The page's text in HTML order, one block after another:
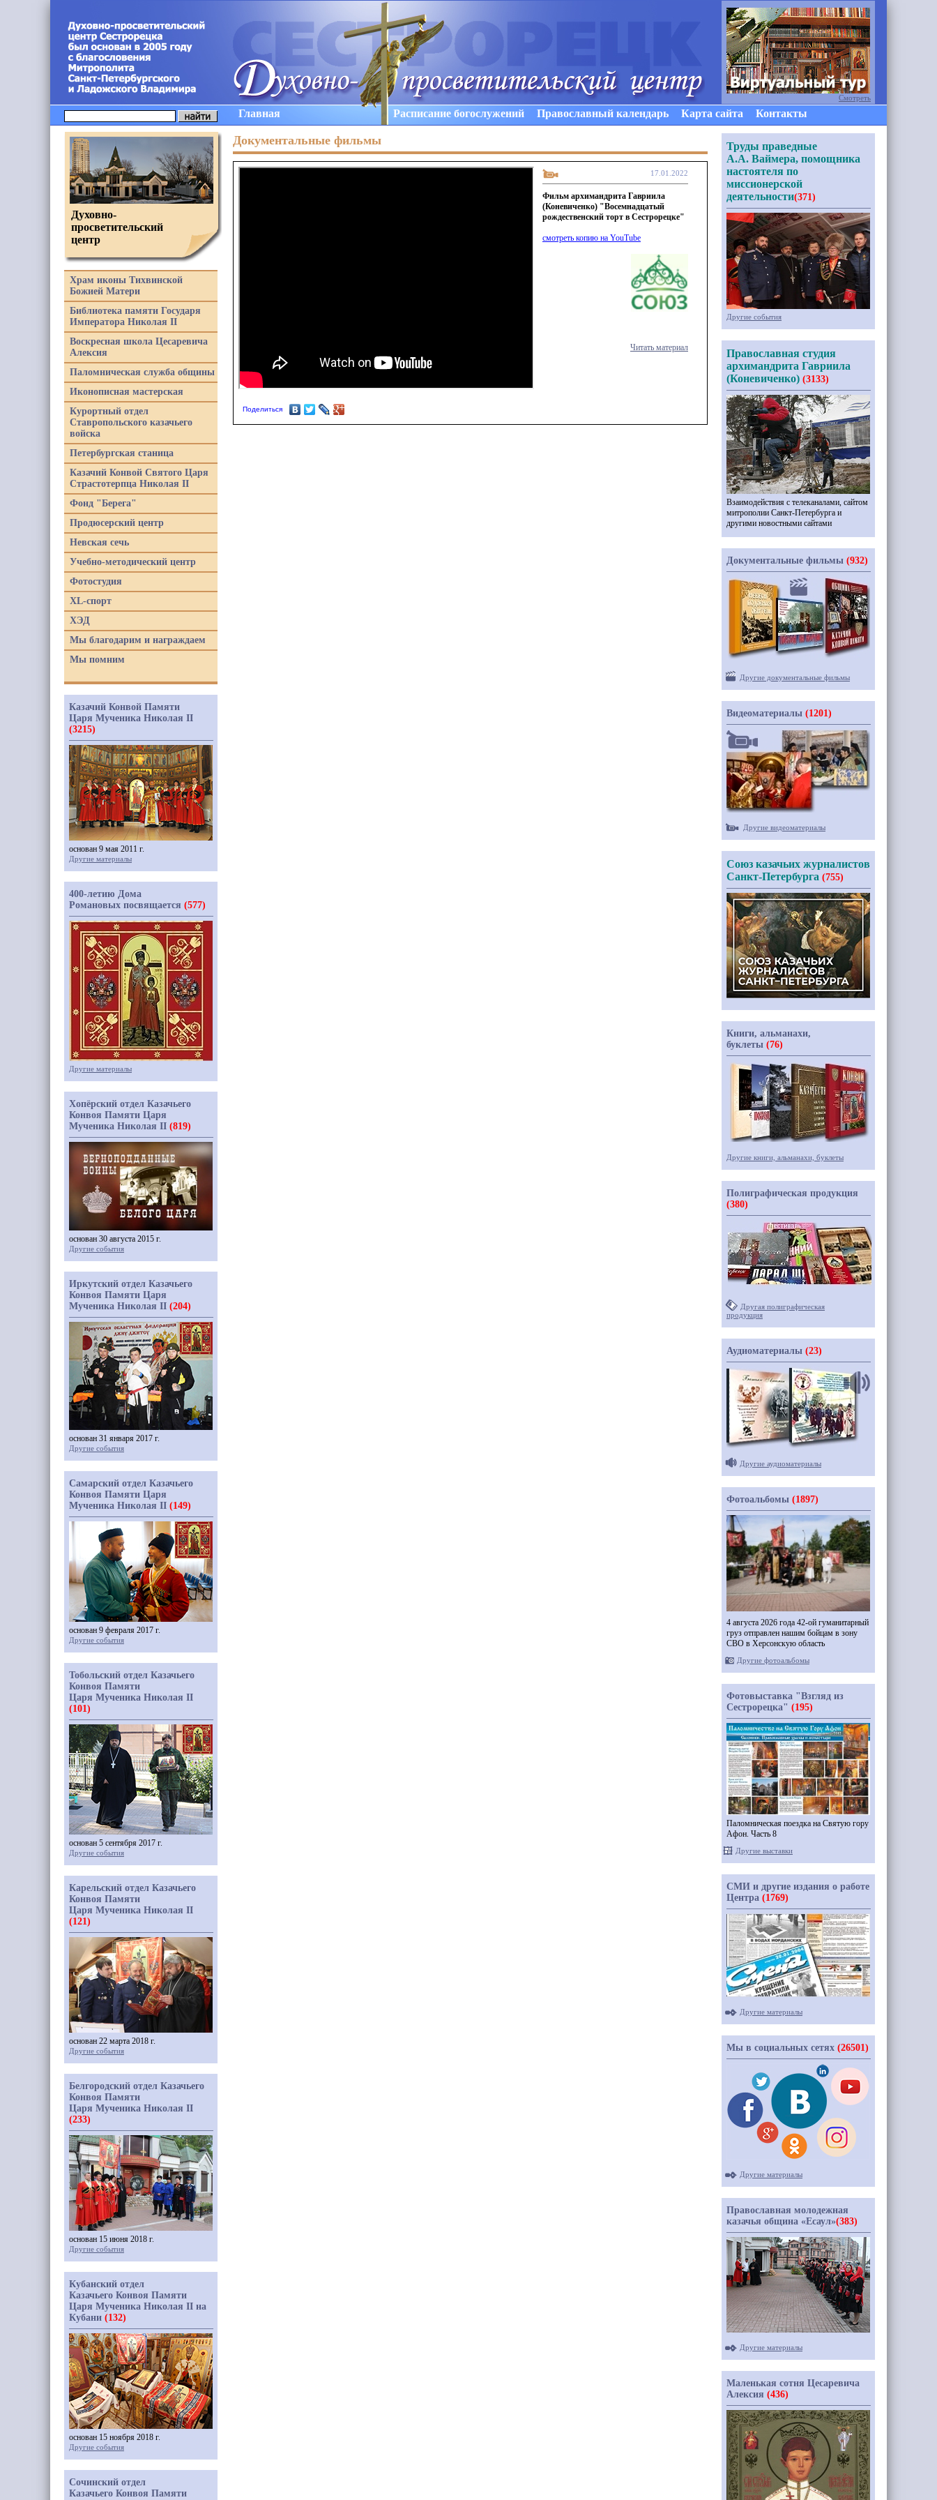
Главная Расписание богослужений Православный календарь Карта сайта Контакты
Документальные фильмы
Поделиться
17.01.2022
Фильм архимандрита Гавриила
(Коневиченко) "Восемнадцатый
рождественский торт в Сестрорецке"
смотреть копию на YouTube
Читать материал
Духовно-
просветительский
центр
Храм иконы Тихвинской
Божией Матери
Библиотека памяти Государя
Императора Николая II
Воскресная школа Цесаревича
Алексия
Паломническая служба общины
Иконописная мастерская
Курортный отдел
Ставропольского казачьего
войска
Петербургская станица
Казачий Конвой Святого Царя
Страстотерпца Николая II
Фонд "Берега"
Продюсерский центр
Невская сечь
Учебно-методический центр
Фотостудия
XL-спорт
ХЭД
Мы благодарим и награждаем
Мы помним
Казачий Конвой Памяти
Царя Мученика Николая II
(3215)
основан 9 мая 2011 г.
Другие материалы
400-летию Дома
Романовых посвящается (577)
Другие материалы
Хопёрский отдел Казачьего
Конвоя Памяти Царя
Мученика Николая II (819)
основан 30 августа 2015 г.
Другие события
Иркутский отдел Казачьего
Конвоя Памяти Царя
Мученика Николая II (204)
основан 31 января 2017 г.
Другие события
Самарский отдел Казачьего
Конвоя Памяти Царя
Мученика Николая II (149)
основан 9 февраля 2017 г.
Другие события
Тобольский отдел Казачьего
Конвоя Памяти
Царя Мученика Николая II
(101)
основан 5 сентября 2017 г.
Другие события
Карельский отдел Казачьего
Конвоя Памяти
Царя Мученика Николая II
(121)
основан 22 марта 2018 г.
Другие события
Белгородский отдел Казачьего
Конвоя Памяти
Царя Мученика Николая II
(233)
основан 15 июня 2018 г.
Другие события
Кубанский отдел
Казачьего Конвоя Памяти
Царя Мученика Николая II на
Кубани (132)
основан 15 ноября 2018 г.
Другие события
Сочинский отдел
Казачьего Конвоя Памяти
Смотреть
Труды праведные
А.А. Ваймера, помощника
настоятеля по
миссионерской
деятельности(371)
Другие события
Православная студия
архимандрита Гавриила
(Коневиченко) (3133)
Взаимодействия с телеканалами, сайтом
митрополии Санкт-Петербурга и
другими новостными сайтами
Документальные фильмы (932)
Другие документальные фильмы
Видеоматериалы (1201)
Другие видеоматериалы
Союз казачьих журналистов
Санкт-Петербурга (755)
Книги, альманахи,
буклеты (76)
Другие книги, альманахи, буклеты
Полиграфическая продукция
(380)
Другая полиграфическая
продукция
Аудиоматериалы (23)
Другие аудиоматериалы
Фотоальбомы (1897)
4 августа 2026 года 42-ой гуманитарный
груз отправлен нашим бойцам в зону
СВО в Херсонскую область
Другие фотоальбомы
Фотовыставка "Взгляд из
Сестрорецка" (195)
Паломническая поездка на Святую гору
Афон. Часть 8
Другие выставки
СМИ и другие издания о работе
Центра (1769)
Другие материалы
Мы в социальных сетях (26501)
Другие материалы
Православная молодежная
казачья община «Есаул»(383)
Другие материалы
Маленькая сотня Цесаревича
Алексия (436)